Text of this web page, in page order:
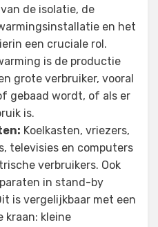
de isolatie, de
en het
een cruciale rol.
is de productie
grote verbruiker, vooral
gebaad wordt, of als er
is.
Koelkasten, vriezers,
televisies en computers
verbruikers. Ook
in stand-by
is vergelijkbaar met een
kraan: kleine